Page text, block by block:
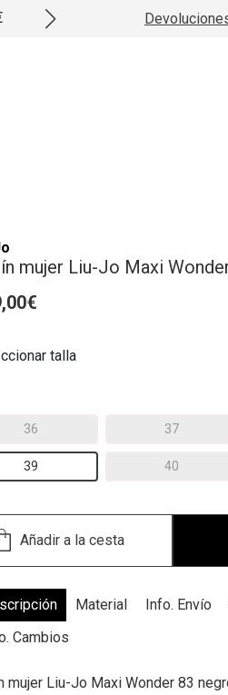
mujer Liu-Jo Maxi
talla
36 37
39 40
Material Info. Envío
Cambios
mujer Liu-Jo Maxi Wonder 83